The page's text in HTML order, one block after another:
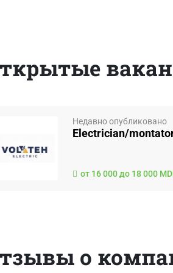
Недавно опубликовано
Electrician/
от 16 000 до 18 000
о